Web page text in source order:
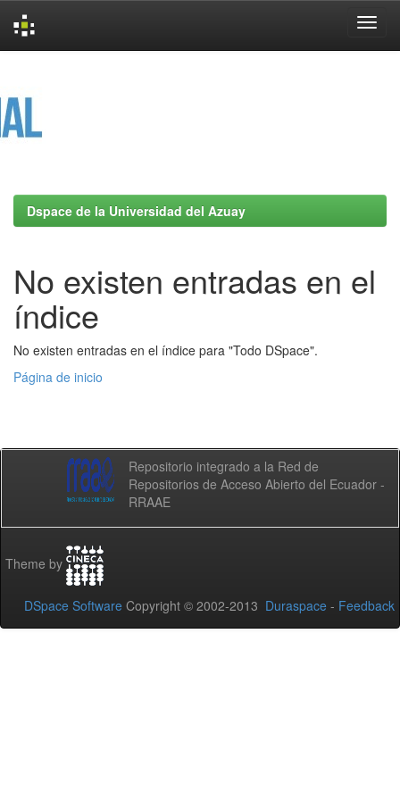
Dspace de la Universidad del Azuay
No existen entradas en el
índice
No existen entradas en el índice para "Todo DSpace".
Página de inicio
Repositorio integrado a la Red de
Repositorios de Acceso Abierto del Ecuador -
RRAAE
Theme by
DSpace Software Copyright © 2002-2013 Duraspace - Feedback